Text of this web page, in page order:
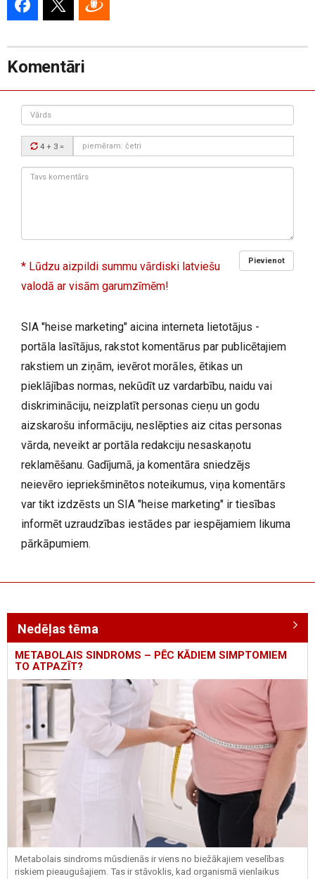
Komentāri
Vārds
Drošības
kods:
4 + 3 =
Tavs
Pievienot
* Lūdzu aizpildi summu vārdiski latviešu
valodā ar visām garumzīmēm!
SIA "heise marketing" aicina interneta lietotājus -
portāla lasītājus, rakstot komentārus par publicētajiem
rakstiem un ziņām, ievērot morāles, ētikas un
pieklājības normas, nekūdīt uz vardarbību, naidu vai
diskrimināciju, neizplatīt personas cieņu un godu
aizskarošu informāciju, neslēpties aiz citas personas
vārda, neveikt ar portāla redakciju nesaskaņotu
reklamēšanu. Gadījumā, ja komentāra sniedzējs
neievēro iepriekšminētos noteikumus, viņa komentārs
var tikt izdzēsts un SIA "heise marketing" ir tiesības
informēt uzraudzības iestādes par iespējamiem likuma
pārkāpumiem.
Nedēļas tēma
METABOLAIS SINDROMS – PĒC KĀDIEM SIMPTOMIEM
TO ATPAZĪT?
Metabolais sindroms mūsdienās ir viens no biežākajiem veselības
riskiem pieaugušajiem. Tas ir stāvoklis, kad organismā vienlaikus